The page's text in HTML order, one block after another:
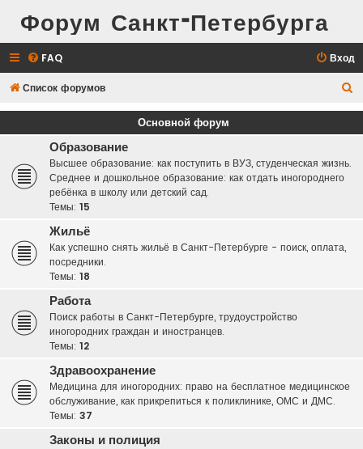
Форум Санкт-Петербурга
FAQ Вход
Список форумов
о
Основной форум
Образование
Высшее образование: как поступить в ВУЗ, студенческая жизнь.
Среднее и дошкольное образование: как отдать иногороднего
ребёнка в школу или детский сад.
Темы: 15
Жильё
Как успешно снять жильё в Санкт-Петербурге - поиск, оплата,
посредники.
Темы: 18
Работа
Поиск работы в Санкт-Петербурге, трудоустройство
иногородних граждан и иностранцев.
Темы: 12
Здравоохранение
Медицина для иногородних: право на бесплатное медицинское
обслуживание, как прикрепиться к поликлинике, ОМС и ДМС.
Темы: 37
Законы и полиция